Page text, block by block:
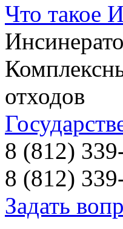
Что такое
отходов
8 (812)
8 (812)
Задать